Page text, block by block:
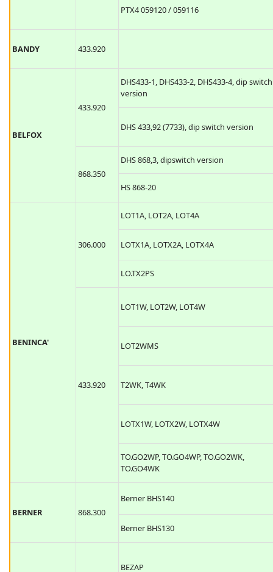
PTX4 059120 / 059116
BANDY 433.920
BELFOX
433.920
DHS433-1, DHS433-2, DHS433-4, dip switch
version
DHS 433,92 (7733), dip switch version
868.350
DHS 868,3, dipswitch version
HS 868-20
BENINCA'
306.000
LOT1A, LOT2A, LOT4A
LOTX1A, LOTX2A, LOTX4A
LO.TX2PS
433.920
LOT1W, LOT2W, LOT4W
LOT2WMS
T2WK, T4WK
LOTX1W, LOTX2W, LOTX4W
TO.GO2WP, TO.GO4WP, TO.GO2WK,
TO.GO4WK
BERNER 868.300
Berner BHS140
Berner BHS130
BEZAP